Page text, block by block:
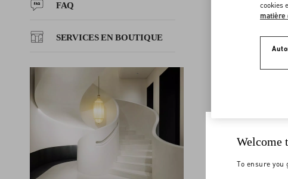
FAQ
SERVICES EN BOUTIQUE
Welcome
To ensure
cookies
matière